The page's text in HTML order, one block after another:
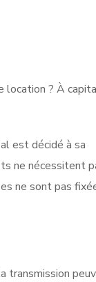
location ? À
est décidé à sa
ne nécessitent
ne sont pas
transmission